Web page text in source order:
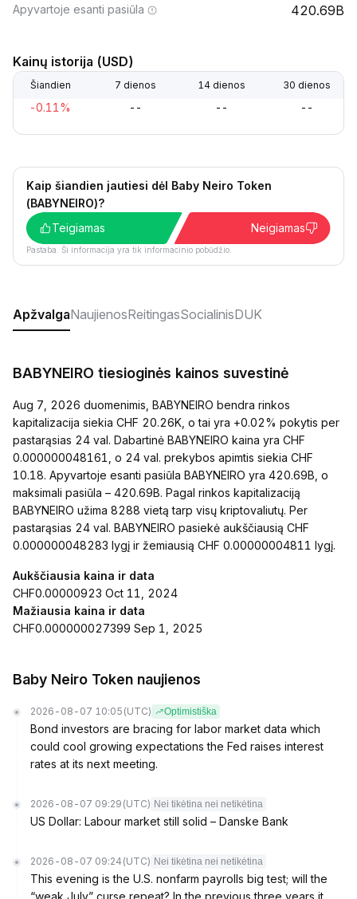
Apyvartoje esanti pasiūla 420.69B
Kainų istorija (USD)
Šiandien 7 dienos 14 dienos 30 dienos
-0.11% -- -- --
Kaip šiandien jautiesi dėl Baby Neiro Token
(BABYNEIRO)?
Teigiamas
Neigiamas
Pastaba. Ši informacija yra tik informacinio pobūdžio.
ApžvalgaNaujienosReitingasSocialinisDUK
BABYNEIRO tiesioginės kainos suvestinė
Aug 7, 2026 duomenimis, BABYNEIRO bendra rinkos
kapitalizacija siekia CHF 20.26K, o tai yra +0.02% pokytis per
pastarąsias 24 val. Dabartinė BABYNEIRO kaina yra CHF
0.000000048161, o 24 val. prekybos apimtis siekia CHF
10.18. Apyvartoje esanti pasiūla BABYNEIRO yra 420.69B, o
maksimali pasiūla – 420.69B. Pagal rinkos kapitalizaciją
BABYNEIRO užima 8288 vietą tarp visų kriptovaliutų. Per
pastarąsias 24 val. BABYNEIRO pasiekė aukščiausią CHF
0.000000048283 lygį ir žemiausią CHF 0.00000004811 lygį.
Aukščiausia kaina ir data
CHF0.00000923 Oct 11, 2024
Mažiausia kaina ir data
CHF0.000000027399 Sep 1, 2025
Baby Neiro Token naujienos
2026-08-07 10:05 (UTC) Optimistiška
Bond investors are bracing for labor market data which
could cool growing expectations the Fed raises interest
rates at its next meeting.
2026-08-07 09:29 (UTC) Nei tikėtina nei netikėtina
US Dollar: Labour market still solid – Danske Bank
2026-08-07 09:24 (UTC) Nei tikėtina nei netikėtina
This evening is the U.S. nonfarm payrolls big test; will the
“weak July” curse repeat? In the previous three years it